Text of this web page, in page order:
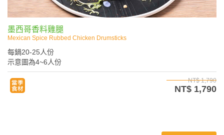
墨西哥香料雞腿
Mexican Spice Rubbed Chicken Drumsticks
每鍋20-25人份
示意圖為4~6人份
NT$ 1,790
NT$ 1,790